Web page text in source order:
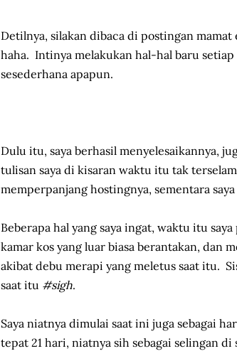
Detilnya, silakan dibaca di postingan mamat
haha. Intinya melakukan hal-hal baru
sesederhana apapun.
Dulu itu, saya berhasil menyelesaikannya,
tulisan saya di kisaran waktu itu tak
memperpanjang hostingnya, sementara
Beberapa hal yang saya ingat, waktu itu
kamar kos yang luar biasa berantakan, dan
akibat debu merapi yang meletus saat itu.
saat itu #sigh.
Saya niatnya dimulai saat ini juga sebagai
tepat 21 hari, niatnya sih sebagai selingan